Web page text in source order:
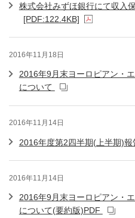
株式会社みずほ銀行にて収入
[PDF:122.4KB]
2016年11月18日
2016年9月末ヨーロピアン・
について
2016年11月14日
2016年度第2四半期(上半期)報
2016年11月14日
2016年9月末ヨーロピアン・
について(要約版)PDF